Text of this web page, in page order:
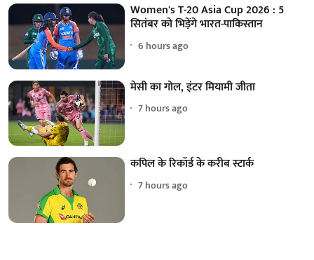
Women's T-20 Asia Cup 2026 : 5
सितंबर को भिड़ेंगे भारत-पाकिस्तान
6 hours ago
मेसी का गोल, इंटर मियामी जीता
7 hours ago
कपिल के रिकॉर्ड के करीब स्टार्क
7 hours ago